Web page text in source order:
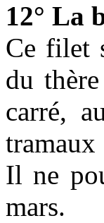
12° La
Ce filet
du
carré,
tramaux
Il ne
mars.